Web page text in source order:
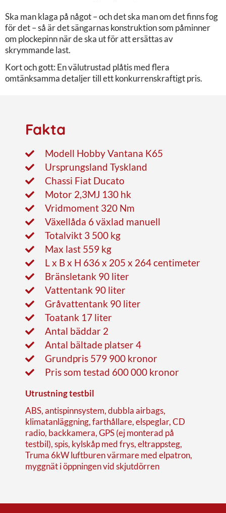
Ska man klaga på något – och det ska man om det finns fog
för det – så är det sängarnas konstruktion som påminner
om plockepinn när de ska ut för att ersättas av
skrymmande last.
Kort och gott: En välutrustad plåtis med flera
omtänksamma detaljer till ett konkurrenskraftigt pris.
Fakta
Modell Hobby Vantana K65
Ursprungsland Tyskland
Chassi Fiat Ducato
Motor 2,3MJ 130 hk
Vridmoment 320 Nm
Växellåda 6 växlad manuell
Totalvikt 3 500 kg
Max last 559 kg
L x B x H 636 x 205 x 264 centimeter
Bränsletank 90 liter
Vattentank 90 liter
Gråvattentank 90 liter
Toatank 17 liter
Antal bäddar 2
Antal bältade platser 4
Grundpris 579 900 kronor
Pris som testad 600 000 kronor
Utrustning testbil
ABS, antispinnsystem, dubbla airbags,
klimatanläggning, farthållare, elspeglar, CD
radio, backkamera, GPS (ej monterad på
testbil), spis, kylskåp med frys, eltrappsteg,
Truma 6kW luftburen värmare med elpatron,
myggnät i öppningen vid skjutdörren